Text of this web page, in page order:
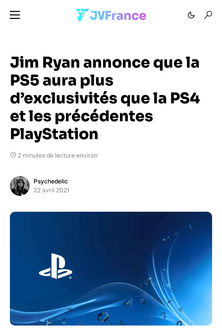
Jim Ryan annonce que la
PS5 aura plus
d’exclusivités que la PS4
et les précédentes
PlayStation
2 minutes de lecture environ
Psychedelic
22 avril 2021